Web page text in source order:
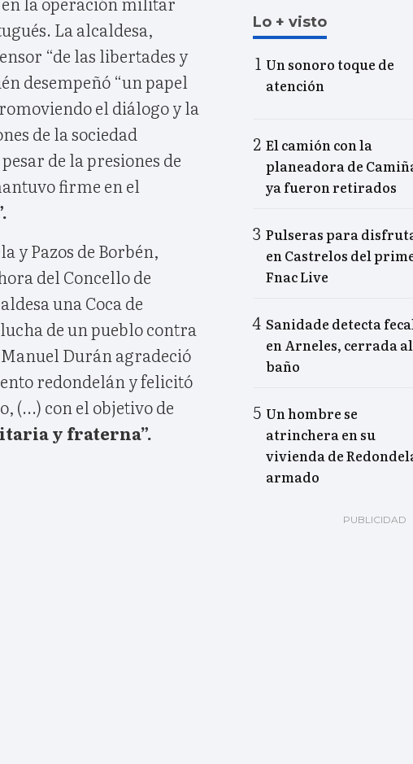
La alcaldesa,
“de las libertades y
desempeñó “un papel
el diálogo y la
de la sociedad
de la presiones de
firme en el
y Pazos de Borbén,
del Concello de
una Coca de
de un pueblo contra
Durán agradeció
redondelán y felicitó
(...) con el objetivo de
y fraterna”.
Lo + visto
Un sonoro toque de
atención
El camión con la
planeadora de
ya fueron retirados
Pulseras para
en Castrelos del
Fnac Live
Sanidade detecta
en Arneles, cerrada al
baño
Un hombre se
atrinchera en su
vivienda de
armado